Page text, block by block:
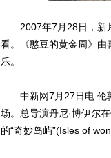
2007年7月28日，新片
看。《憨豆的黄金周》由
乐。
中新网7月27日电 伦敦
场。总导演丹尼·博伊尔
的“奇妙岛屿”(Isles of